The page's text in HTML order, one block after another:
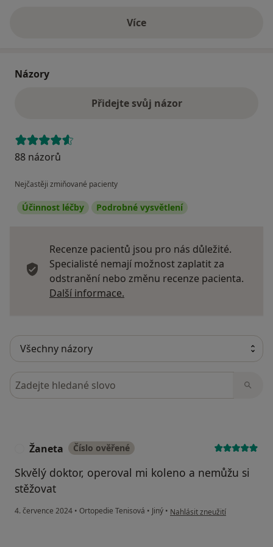
Víceo adrese
Názory
Přidejte svůj názor
88 názorů
Nejčastěji zmiňované pacienty
Účinnost léčby Podrobné vysvětlení
Recenze pacientů jsou pro nás důležité.
Specialisté nemají možnost zaplatit za
odstranění nebo změnu recenze pacienta.
Další informace.
Hledejte v názorech
Žaneta Číslo ověřené
Skvělý doktor, operoval mi koleno a nemůžu si
stěžovat
4. července 2024 • Ortopedie Tenisová • Jiný • podle názoru uživatele Žaneta
Nahlásit zneužití